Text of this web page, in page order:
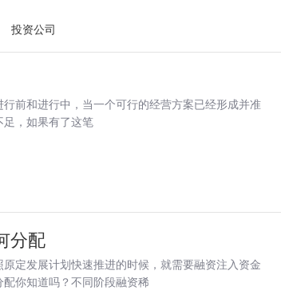
投资公司
前和进行中，当一个可行的经营方案已经形成并准
足，如果有了这笔
分配
定发展计划快速推进的时候，就需要融资注入资金
你知道吗？不同阶段融资稀